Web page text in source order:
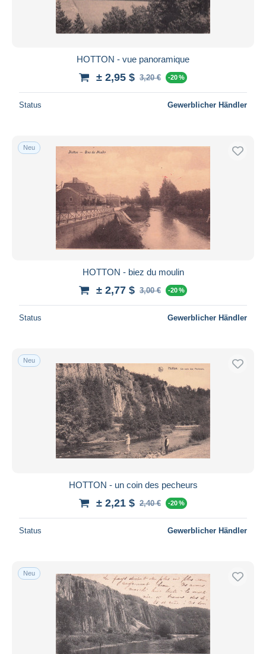
HOTTON - vue panoramique
± 2,95 $ 3,20 € -20 %
Status Gewerblicher Händler
Neu
HOTTON - biez du moulin
± 2,77 $ 3,00 € -20 %
Status Gewerblicher Händler
Neu
HOTTON - un coin des pecheurs
± 2,21 $ 2,40 € -20 %
Status Gewerblicher Händler
Neu